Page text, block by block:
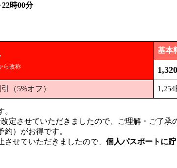
時00分
ら改称
基本
（5%オフ） 1,254
定させていただきましたので、ご理解・ご了承
約）がお得です。
させていただきましたので、 個人パスポートに